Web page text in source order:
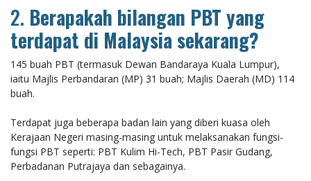
2. Berapakah bilangan PBT yang
terdapat di Malaysia sekarang?
145 buah PBT (termasuk Dewan Bandaraya Kuala Lumpur),
iaitu Majlis Perbandaran (MP) 31 buah; Majlis Daerah (MD) 114
buah.
Terdapat juga beberapa badan lain yang diberi kuasa oleh
Kerajaan Negeri masing-masing untuk melaksanakan fungsi-
fungsi PBT seperti: PBT Kulim Hi-Tech, PBT Pasir Gudang,
Perbadanan Putrajaya dan sebagainya.